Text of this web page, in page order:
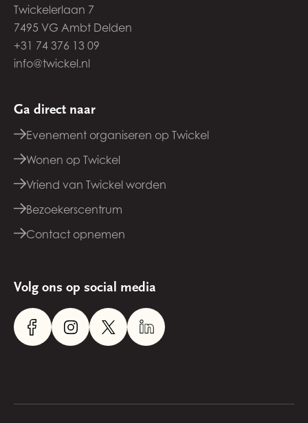
Twickelerlaan 7
7495 VG Ambt Delden
+31 74 376 13 09
info@twickel.nl
Ga direct naar
Evenement organiseren op Twickel
Wonen op Twickel
Vriend van Twickel worden
Bezoekerscentrum
Contact opnemen
Volg ons op social media